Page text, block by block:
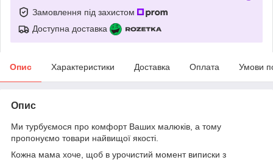
Замовлення під захистом
Доступна доставка
Опис Характеристики Доставка Оплата Умови
Опис
Ми турбуємося про комфорт Ваших малюків, а тому
пропонуємо товари найвищої якості.
Кожна мама хоче, щоб в урочистий момент виписки з